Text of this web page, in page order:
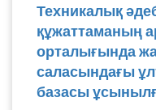
Техникалық
құжаттаманың
орталығында
саласындағы
базасы